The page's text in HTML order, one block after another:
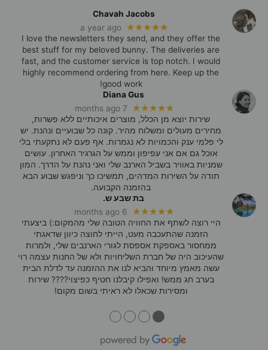
Chavah Jacobs
★★★★★
a year ago
I love the newsletters they send, and they offer the
best stuff for my beloved bunny. The deliveries are
fast, and the customer service is top notch. I would
highly recommend ordering from here. Keep up the
good work!
Diana Gus
★★★★★
7 months ago
שירות יוצא מן הכלל, מוצרים איכותיים ללא פשרות,
מחירים מעולים ומשלוח מהיר. קונה כל שבועיים ונהנת. יש
לי פלמי ענק והכמויות לא נגמרות. אף פעם לא נתקעתי בלי
אוכל גם אם אני עפיפון וממש על הגרגיר האחרון. עושים
שמניות באוויר בשביל הארנב שלי ואני נהנת על הדרך. המון
תודה על השירות המדהים, תמשיכו כך וניפגש שבוע הבא
בהזמנה הקבועה.
בת שבע ש.
★★★★★
6 months ago
היי רוצה לשתף את החוויה הטובה שלי מהמקום:) ביצעתי
הזמנה שהתעכבה מעט, הייתי לחוצה כיוון שדאגתי
ממחסור באספקת אספסת לגורי הארנבים שלי, ולמרות
שהעיכוב היה של חברת השליחויות ולא של החנות עצמה רוי
עשה מאמץ מיוחד והביא לנו את ההזמנה עד לדלת הבית
בערב חג ממש! ואפילו קיבלנו חטיף כפיצוי???? שירות
ומסירות שכאלו לא ראיתי בשום מקום!
●
●
●
●